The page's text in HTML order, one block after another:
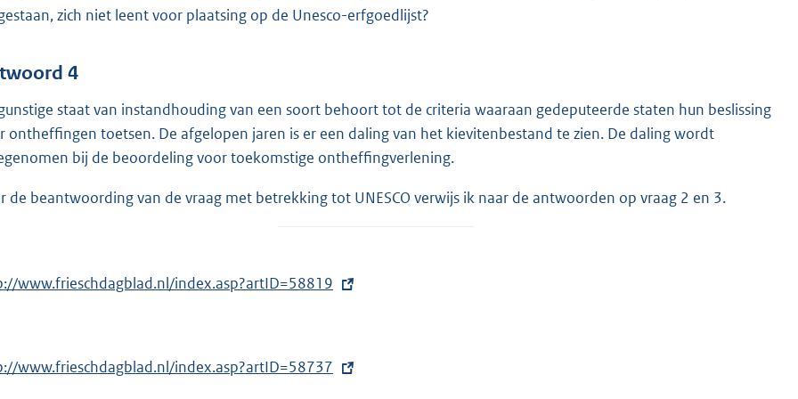
zich niet leent voor plaatsing op de Unesco-erfgoedlijst?
4
staat van instandhouding van een soort behoort tot de criteria waaraan gedeputeerde staten hun beslissing
ontheffingen toetsen. De afgelopen jaren is er een daling van het kievitenbestand te zien. De daling wordt
bij de beoordeling voor toekomstige ontheffingverlening.
de beantwoording van de vraag met betrekking tot UNESCO verwijs ik naar de antwoorden op vraag 2 en 3.
www.frieschdagblad.nl/index.asp?artID=58819
www.frieschdagblad.nl/index.asp?artID=58737